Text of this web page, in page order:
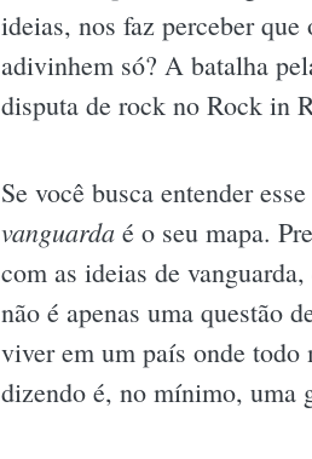
ideias, nos faz perceber
adivinhem só? A batalha
disputa de rock no Rock in
Se você busca entender
vanguarda é o seu mapa.
com as ideias de
não é apenas uma questão
viver em um país onde todo
dizendo é, no mínimo, uma